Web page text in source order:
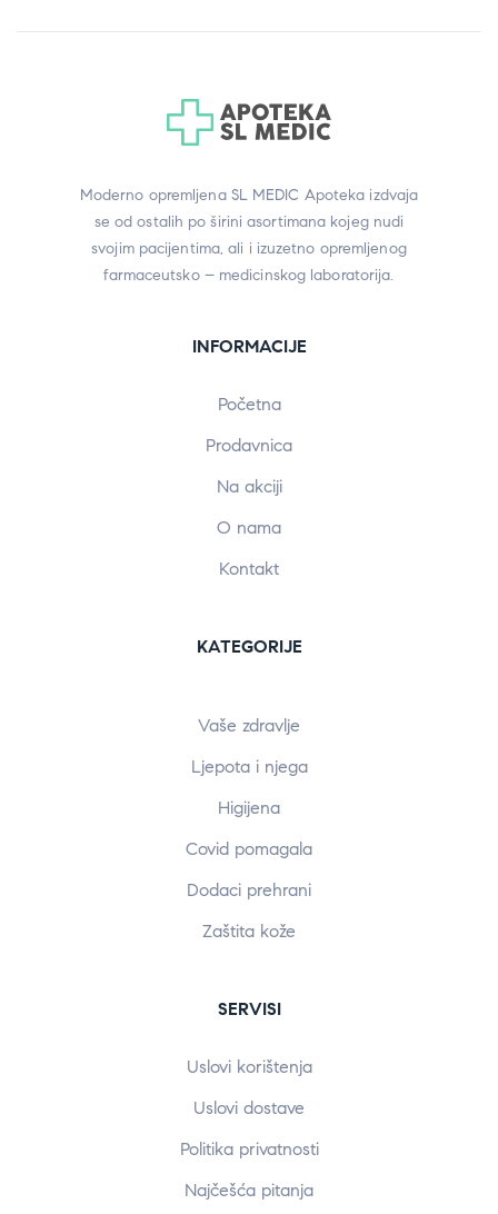
Moderno opremljena SL MEDIC Apoteka izdvaja
se od ostalih po širini asortimana kojeg nudi
svojim pacijentima, ali i izuzetno opremljenog
farmaceutsko – medicinskog laboratorija.
INFORMACIJE
Početna
Prodavnica
Na akciji
O nama
Kontakt
KATEGORIJE
Vaše zdravlje
Ljepota i njega
Higijena
Covid pomagala
Dodaci prehrani
Zaštita kože
SERVISI
Uslovi korištenja
Uslovi dostave
Politika privatnosti
Najčešća pitanja